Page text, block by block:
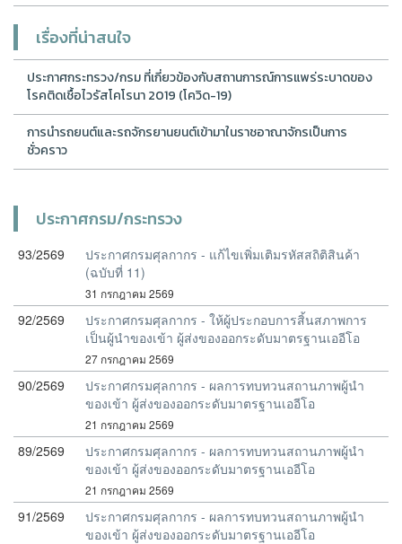
เรื่องที่น่าสนใจ
ประกาศกระทรวง/กรม ที่เกี่ยวข้องกับสถานการณ์การแพร่ระบาดของ
โรคติดเชื้อไวรัสโคโรนา 2019 (โควิด-19)
การนำรถยนต์และรถจักรยานยนต์เข้ามาในราชอาณาจักรเป็นการ
ชั่วคราว
ประกาศกรม/กระทรวง
93/2569
ประกาศกรมศุลกากร - แก้ไขเพิ่มเติมรหัสสถิติสินค้า
(ฉบับที่ 11)
31 กรกฎาคม 2569
92/2569
ประกาศกรมศุลกากร - ให้ผู้ประกอบการสิ้นสภาพการ
เป็นผู้นำของเข้า ผู้ส่งของออกระดับมาตรฐานเออีโอ
27 กรกฎาคม 2569
90/2569
ประกาศกรมศุลกากร - ผลการทบทวนสถานภาพผู้นำ
ของเข้า ผู้ส่งของออกระดับมาตรฐานเออีโอ
21 กรกฎาคม 2569
89/2569
ประกาศกรมศุลกากร - ผลการทบทวนสถานภาพผู้นำ
ของเข้า ผู้ส่งของออกระดับมาตรฐานเออีโอ
21 กรกฎาคม 2569
91/2569
ประกาศกรมศุลกากร - ผลการทบทวนสถานภาพผู้นำ
ของเข้า ผู้ส่งของออกระดับมาตรฐานเออีโอ